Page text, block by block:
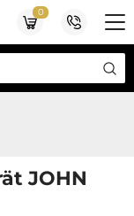
0
JOHN